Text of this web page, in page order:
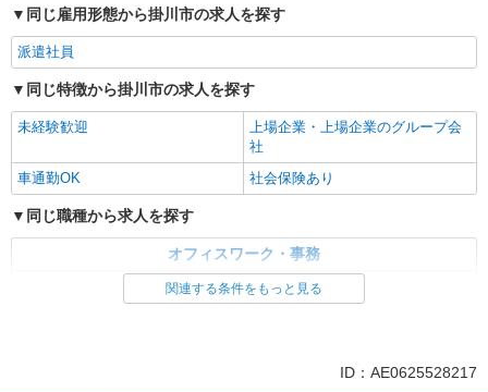
静岡県掛川市／最寄駅：掛川駅、掛川市役所前
キープ
紹介予定派遣
パーソルテンプスタッフ株式会社 静岡コーディネートセンター（浜
松）/26-0581729
＜生産管理＆貿易事務＞英語は翻訳ソフト使用
でOK★直接雇用実績あり！
時給1450円 【月収例】￥243,600（￥1450×8
時間×21日） +残業代 +交通費
静岡県掛川市／最寄駅：掛川駅、西掛川駅
≪車通勤可≫ 無料パーキングあり
同じ雇用形態から掛川市の求人を探す
派遣社員
同じ特徴から掛川市の求人を探す
未経験歓迎
上場企業・上場企業のグループ会
社
車通勤OK
社会保険あり
同じ職種から求人を探す
オフィスワーク・事務
関連する条件をもっと見る
ID：AE0625528217